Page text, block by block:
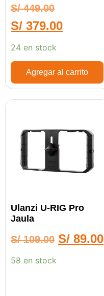
S/449.00
S/ 379.00
24 en stock
Agregar al carrito
Ulanzi U-RIG Pro
Jaula
S/109.00 S/ 89.00
58 en stock